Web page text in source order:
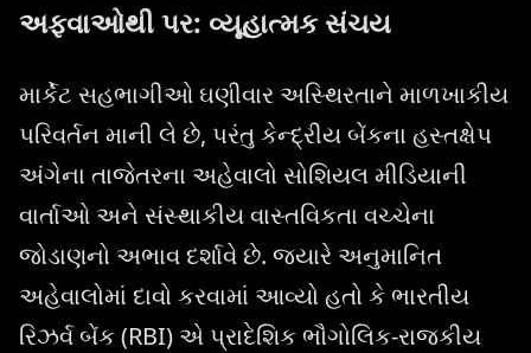
અફવાઓથી પર: વ્યૂહાત્મક સંચય
માર્કેટ સહભાગીઓ ઘણીવાર અસ્થિરતાને માળખાકીય
પરિવર્તન માની લે છે, પરંતુ કેન્દ્રીય બેંકના હસ્તક્ષેપ
અંગેના તાજેતરના અહેવાલો સોશિયલ મીડિયાની
વાર્તાઓ અને સંસ્થાકીય વાસ્તવિકતા વચ્ચેના
જોડાણનો અભાવ દર્શાવે છે. જ્યારે અનુમાનિત
અહેવાલોમાં દાવો કરવામાં આવ્યો હતો કે ભારતીય
રિઝર્વ બેંક (RBI) એ પ્રાદેશિક ભૌગોલિક-રાજકીય